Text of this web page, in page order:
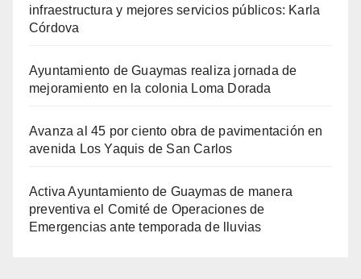
infraestructura y mejores servicios públicos: Karla
Córdova
Ayuntamiento de Guaymas realiza jornada de
mejoramiento en la colonia Loma Dorada
Avanza al 45 por ciento obra de pavimentación en
avenida Los Yaquis de San Carlos
Activa Ayuntamiento de Guaymas de manera
preventiva el Comité de Operaciones de
Emergencias ante temporada de lluvias